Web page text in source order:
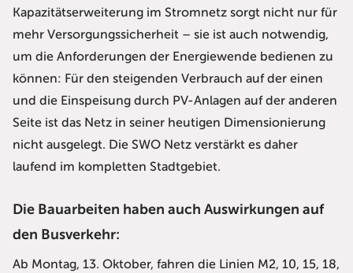
Kapazitätserweiterung im Stromnetz sorgt nicht nur für
mehr Versorgungssicherheit – sie ist auch notwendig,
um die Anforderungen der Energiewende bedienen zu
können: Für den steigenden Verbrauch auf der einen
und die Einspeisung durch PV-Anlagen auf der anderen
Seite ist das Netz in seiner heutigen Dimensionierung
nicht ausgelegt. Die SWO Netz verstärkt es daher
laufend im kompletten Stadtgebiet.
Die Bauarbeiten haben auch Auswirkungen auf
den Busverkehr:
Ab Montag, 13. Oktober, fahren die Linien M2, 10, 15, 18,